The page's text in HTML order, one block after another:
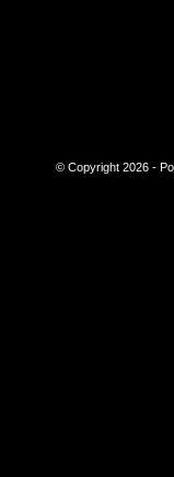
© Copyright 2026 -